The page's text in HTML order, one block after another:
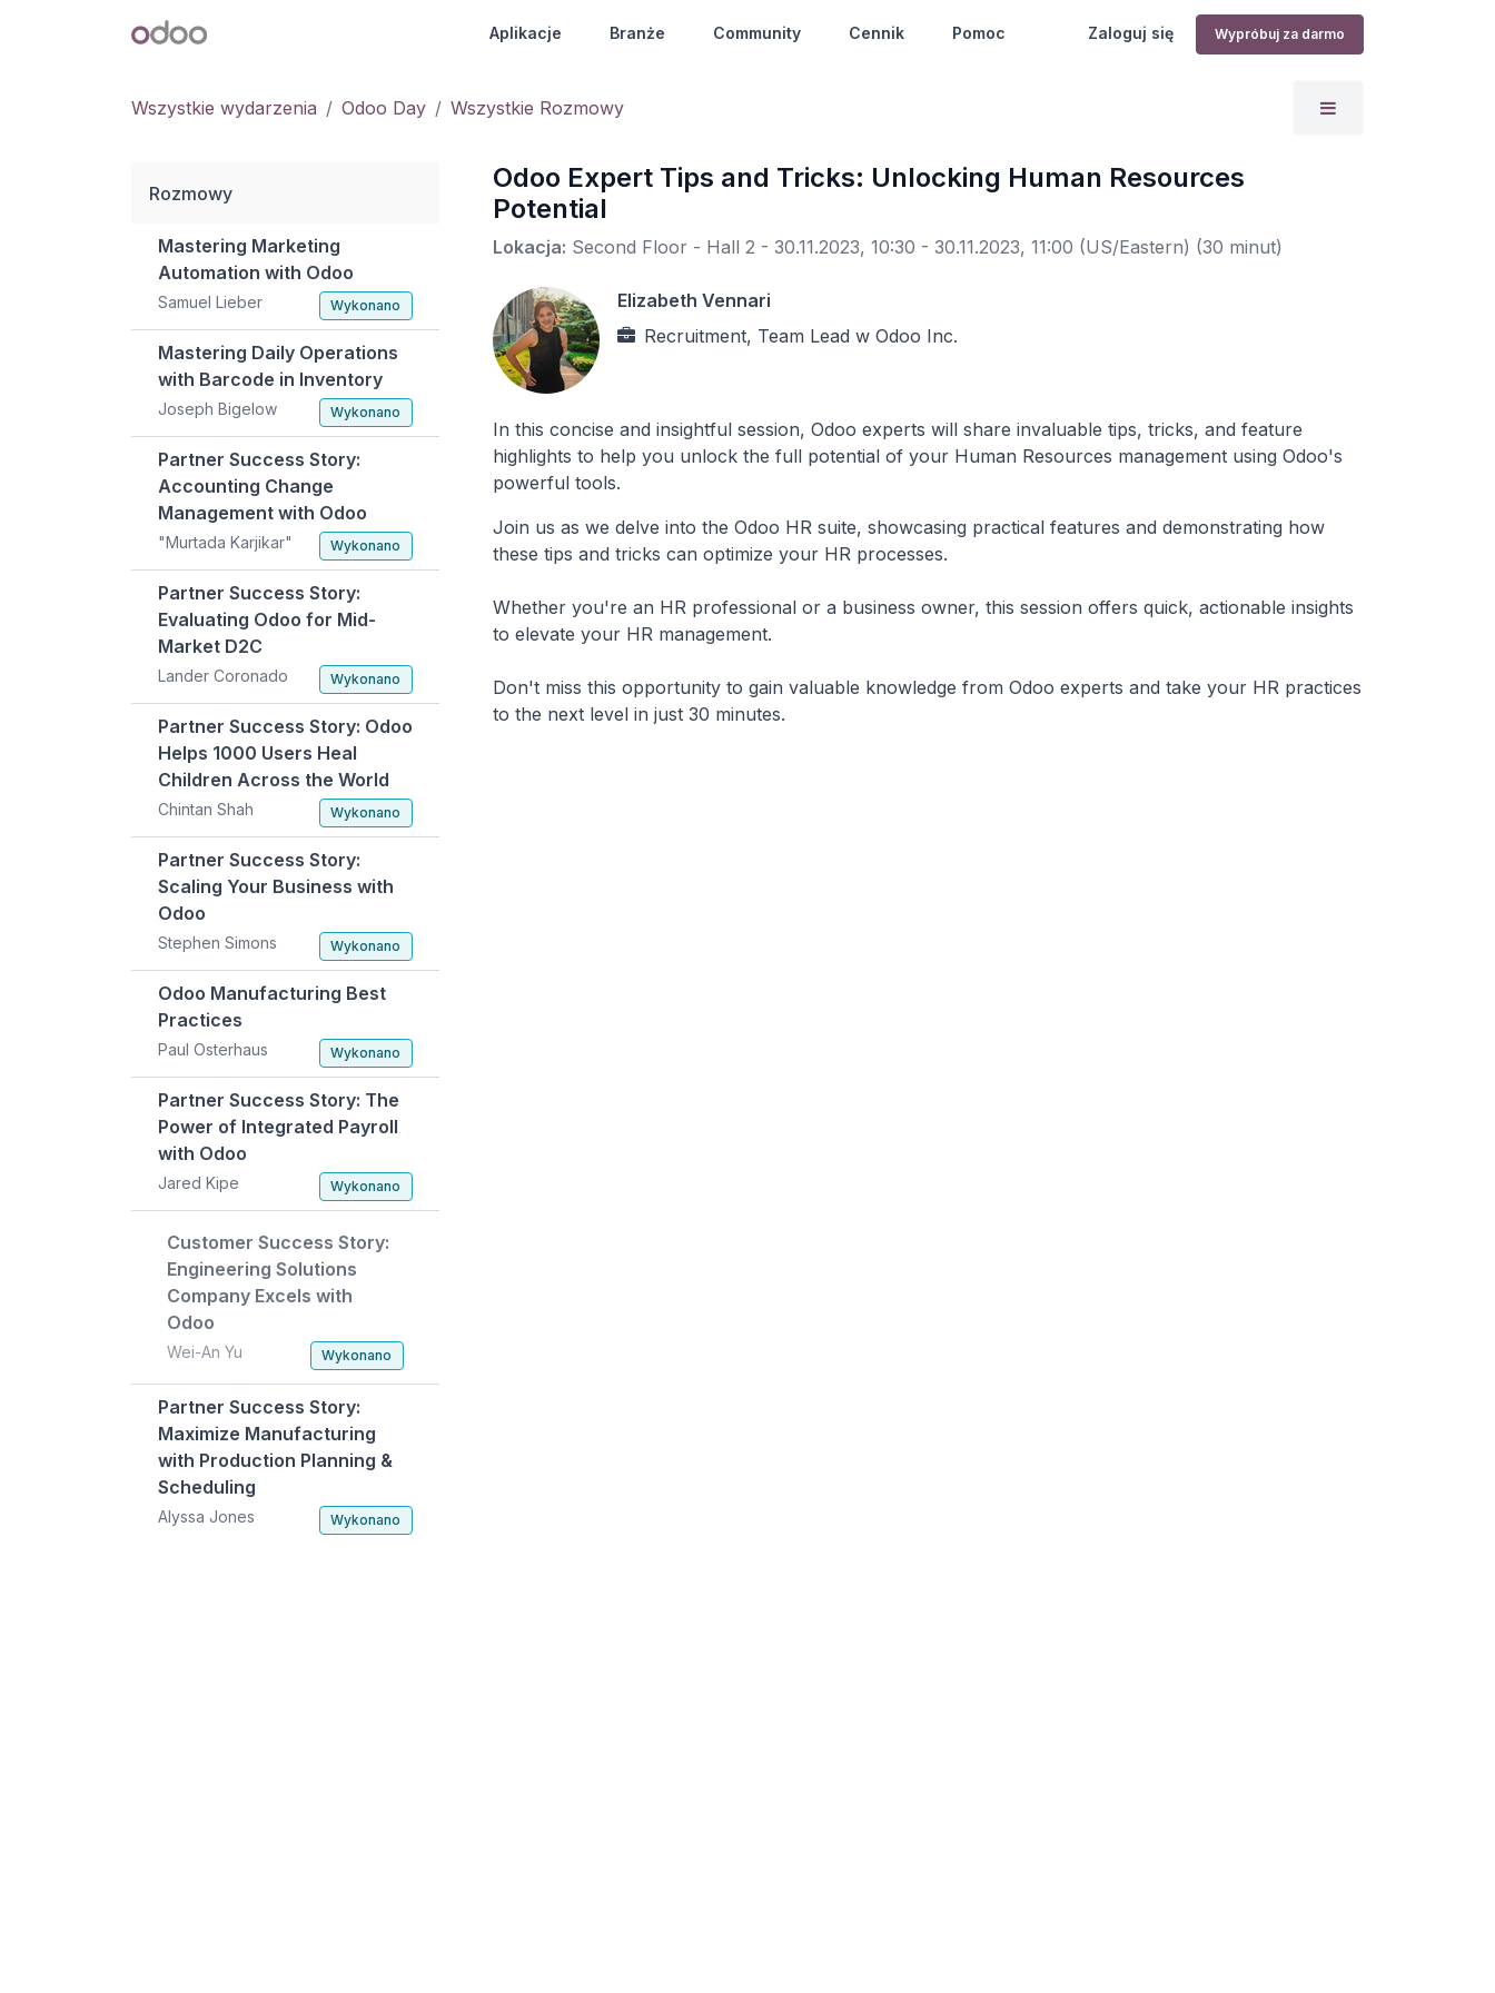
Odoo Zaloguj się Wypróbuj za darmo
Aplikacje Branże Community Cennik Pomoc
Wszystkie wydarzenia Odoo Day Wszystkie Rozmowy
Rozmowy
Mastering Marketing
Automation with Odoo
Samuel Lieber Wykonano
Mastering Daily Operations
with Barcode in Inventory
Joseph Bigelow Wykonano
Partner Success Story:
Accounting Change
Management with Odoo
"Murtada Karjikar" Wykonano
Partner Success Story:
Evaluating Odoo for Mid-
Market D2C
Lander Coronado Wykonano
Partner Success Story: Odoo
Helps 1000 Users Heal
Children Across the World
Chintan Shah Wykonano
Partner Success Story:
Scaling Your Business with
Odoo
Stephen Simons Wykonano
Odoo Manufacturing Best
Practices
Paul Osterhaus Wykonano
Partner Success Story: The
Power of Integrated Payroll
with Odoo
Jared Kipe Wykonano
Customer Success Story:
Engineering Solutions
Company Excels with
Odoo
Wei-An Yu Wykonano
Partner Success Story:
Maximize Manufacturing
with Production Planning &
Scheduling
Alyssa Jones Wykonano
Odoo Expert Tips and Tricks: Unlocking Human Resources
Potential
Lokacja: Second Floor - Hall 2 - 30.11.2023, 10:30 - 30.11.2023, 11:00 (US/Eastern) (30 minut)
Elizabeth Vennari
Recruitment, Team Lead w Odoo Inc.
In this concise and insightful session, Odoo experts will share invaluable tips, tricks, and feature
highlights to help you unlock the full potential of your Human Resources management using Odoo's
powerful tools.
Join us as we delve into the Odoo HR suite, showcasing practical features and demonstrating how
these tips and tricks can optimize your HR processes.
Whether you're an HR professional or a business owner, this session offers quick, actionable insights
to elevate your HR management.
Don't miss this opportunity to gain valuable knowledge from Odoo experts and take your HR practices
to the next level in just 30 minutes.